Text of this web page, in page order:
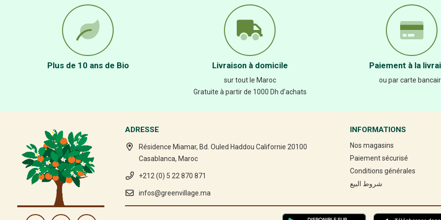
Plus de 10 ans de Bio Livraison à domicile
sur tout le Maroc
Gratuite à partir de 1000 Dh d’achats
Paiement à la
ou par carte
ADRESSE
Résidence Miamar, Bd. Ouled Haddou Californie 20100
Casablanca, Maroc
+212 (0) 5 22 870 871
infos@greenvillage.ma
INFORMATIONS
Nos magasins
Paiement sécurisé
Conditions générales
شروط البيع